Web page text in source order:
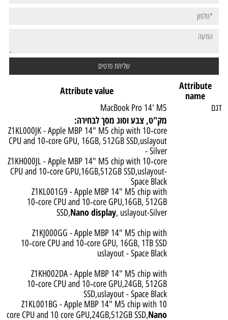
Attribute
name
Attribute value
דגם MacBook Pro 14' M5
מק"ט, צבע וסוג מסך לבחירה:
Z1KL000JK - Apple MBP 14" M5 chip with 10‑core
CPU and 10‑core GPU, 16GB, 512GB SSD,uslayout
- Silver
Z1KH000JL - Apple MBP 14" M5 chip with 10‑core
CPU and 10‑core GPU,16GB,512GB SSD,uslayout-
Space Black
Z1KL001G9 - Apple MBP 14" M5 chip with
10‑core CPU and 10‑core GPU,16GB, 512GB
SSD,Nano display, uslayout-Silver
Z1KJ000GG - Apple MBP 14" M5 chip with
10‑core CPU and 10‑core GPU, 16GB, 1TB SSD
uslayout - Space Black
Z1KH002DA - Apple MBP 14" M5 chip with
10‑core CPU and 10‑core GPU,24GB, 512GB
SSD,uslayout - Space Black
Z1KL001BG - Apple MBP 14" M5 chip with 10
core CPU and 10 core GPU,24GB,512GB SSD,Nano